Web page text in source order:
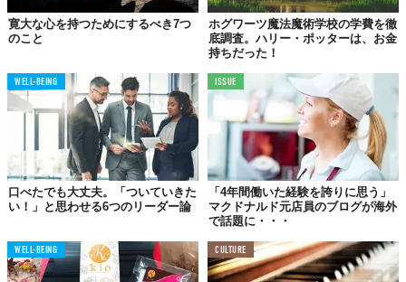
寛大な心を持つためにするべき7つ
のこと
ホグワーツ魔法魔術学校の学費を徹
底調査。ハリー・ポッターは、お金
持ちだった！
WELL-BEING
口べたでも大丈夫。「ついていきた
い！」と思わせる6つのリーダー論
ISSUE
「4年間働いた経験を誇りに思う」
マクドナルド元店員のブログが海外
で話題に・・・
WELL-BEING CULTURE